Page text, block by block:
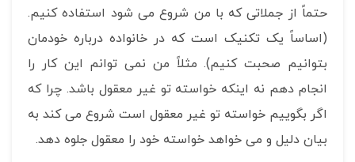
حتماً از جملاتی که با من شروع می شود استفاده کنیم.
(اساساً یک تکنیک است که در خانواده درباره خودمان
بتوانیم صحبت کنیم). مثلاً من نمی توانم این کار را
انجام دهم نه اینکه خواسته تو غیر معقول باشد. چرا که
اگر بگوییم خواسته تو غیر معقول است شروع می کند به
بیان دلیل و می خواهد خواسته خود را معقول جلوه دهد.